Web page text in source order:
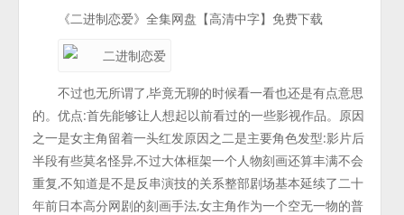
《二进制恋爱》全集网盘【高清中字】免费下载
不过也无所谓了,毕竟无聊的时候看一看也还是有点意思
的。优点:首先能够让人想起以前看过的一些影视作品。原因
之一是女主角留着一头红发原因之二是主要角色发型:影片后
半段有些莫名怪异,不过大体框架一个人物刻画还算丰满不会
重复,不知道是不是反串演技的关系整部剧场基本延续了二十
年前日本高分网剧的刻画手法,女主角作为一个空无一物的普